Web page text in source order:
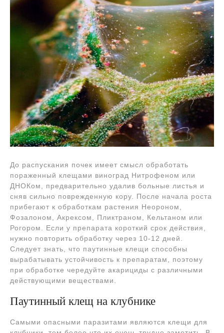
До распускания почек имеет смысл обработать
пораженный клещами виноград Нитрофеном или
ДНОКом, предварительно удалив больные листья и
сняв сильно поврежденную кору. После начала роста
прибегают к обработкам растения Неороном,
Фозалоном, Акрексом, Пликтраном, Кельтаном или
Рогором. Если у препарата короткий срок действия,
нужно повторить обработку через 10-12 дней.
Следует знать, что паутинные клещи способны
вырабатывать устойчивость к препаратам, поэтому
при обработке чередуйте акарициды с различными
действующими веществами.
Паутинный клещ на клубнике
Самыми опасными паразитами являются клещи для